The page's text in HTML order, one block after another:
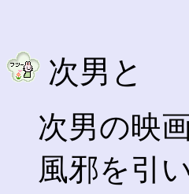
次男と
次男の映
風邪を引